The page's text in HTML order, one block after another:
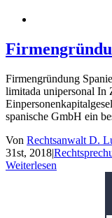
Firmengründung
limitada unipersonal In
spanische GmbH ein
Von Rechtsanwalt D.
31st, 2018|
Weiterlesen